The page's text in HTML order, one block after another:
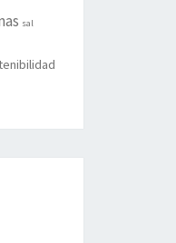
sal